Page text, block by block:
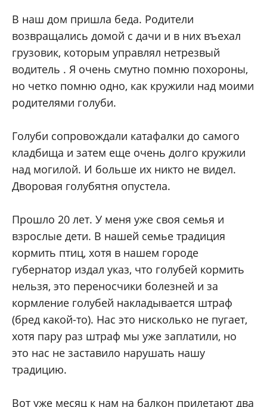
В наш дом пришла беда. Родители
возвращались домой с дачи и в них въехал
грузовик, которым управлял нетрезвый
водитель . Я очень смутно помню похороны,
но четко помню одно, как кружили над моими
родителями голуби.
Голуби сопровождали катафалки до самого
кладбища и затем еще очень долго кружили
над могилой. И больше их никто не видел.
Дворовая голубятня опустела.
Прошло 20 лет. У меня уже своя семья и
взрослые дети. В нашей семье традиция
кормить птиц, хотя в нашем городе
губернатор издал указ, что голубей кормить
нельзя, это переносчики болезней и за
кормление голубей накладывается штраф
(бред какой-то). Нас это нисколько не пугает,
хотя пару раз штраф мы уже заплатили, но
это нас не заставило нарушать нашу
традицию.
Вот уже месяц к нам на балкон прилетают два